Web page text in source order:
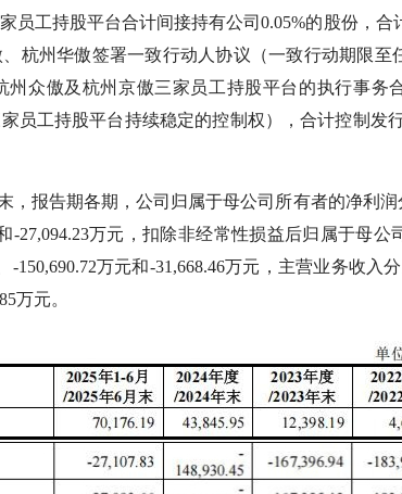
员工持股平台合计间接持有公司0.05%的股份，合
杭州华傲签署一致行动人协议（一致行动期限至
众傲及杭州京傲三家员工持股平台的执行事务
员工持股平台持续稳定的控制权），合计控制发行
，报告期各期，公司归属于母公司所有者的净利润
-27,094.23万元，扣除非经常性损益后归属于母
-150,690.72万元和-31,668.46万元，主营业务收入分
万元。